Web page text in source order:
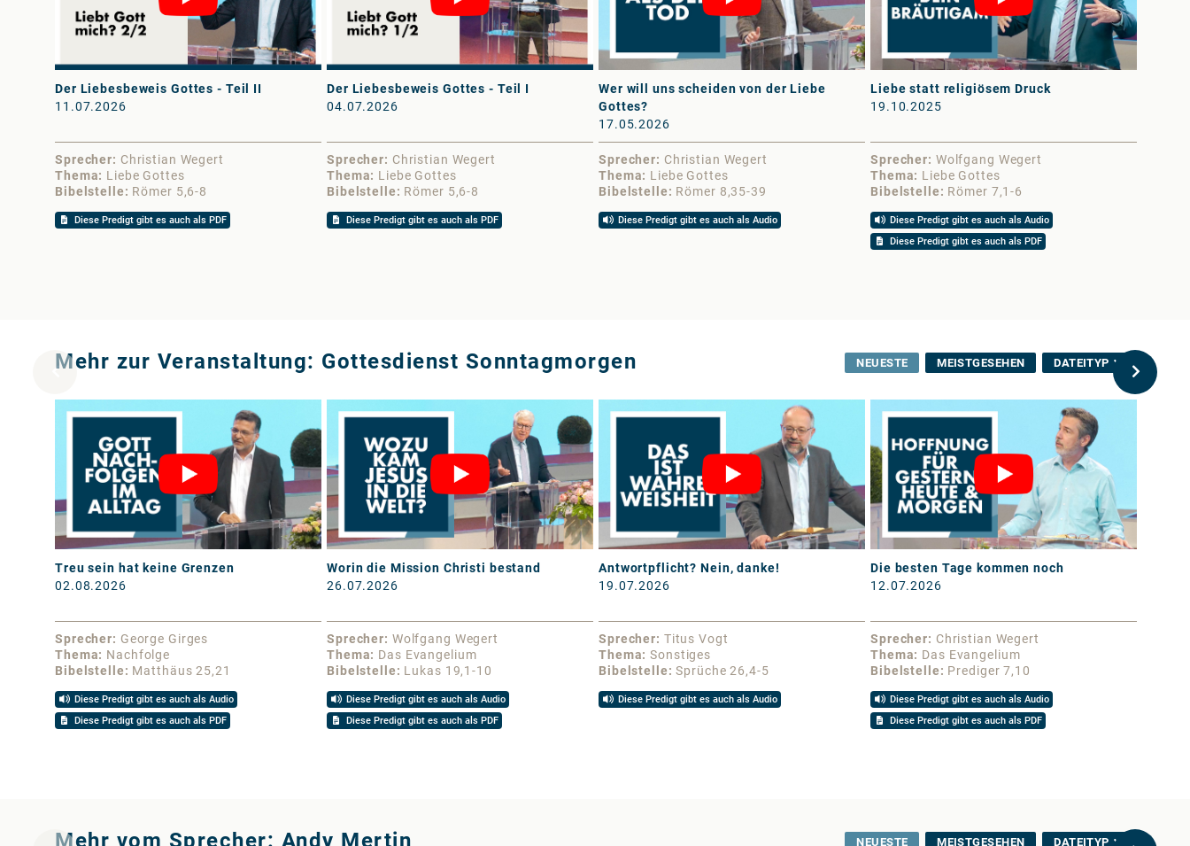
Der Liebesbeweis Gottes - Teil II
11.07.2026
Sprecher
Christian Wegert
Thema
Liebe Gottes
Bibelstelle
Römer 5,6-8
Diese Predigt gibt es auch als PDF
Der Liebesbeweis Gottes - Teil I
04.07.2026
Sprecher
Christian Wegert
Thema
Liebe Gottes
Bibelstelle
Römer 5,6-8
Diese Predigt gibt es auch als PDF
Wer will uns scheiden von der Liebe
Gottes?
17.05.2026
Sprecher
Christian Wegert
Thema
Liebe Gottes
Bibelstelle
Römer 8,35-39
Diese Predigt gibt es auch als Audio
Liebe statt religiösem Druck
19.10.2025
Sprecher
Wolfgang Wegert
Thema
Liebe Gottes
Bibelstelle
Römer 7,1-6
Diese Predigt gibt es auch als Audio
Diese Predigt gibt es auch als PDF
Mehr zur Veranstaltung: Gottesdienst Sonntagmorgen NEUESTE MEISTGESEHEN DATEITYP
Treu sein hat keine Grenzen
02.08.2026
Sprecher
George Girges
Thema
Nachfolge
Bibelstelle
Matthäus 25,21
Diese Predigt gibt es auch als Audio
Diese Predigt gibt es auch als PDF
Worin die Mission Christi bestand
26.07.2026
Sprecher
Wolfgang Wegert
Thema
Das Evangelium
Bibelstelle
Lukas 19,1-10
Diese Predigt gibt es auch als Audio
Diese Predigt gibt es auch als PDF
Antwortpflicht? Nein, danke!
19.07.2026
Sprecher
Titus Vogt
Thema
Sonstiges
Bibelstelle
Sprüche 26,4-5
Diese Predigt gibt es auch als Audio
Die besten Tage kommen noch
12.07.2026
Sprecher
Christian Wegert
Thema
Das Evangelium
Bibelstelle
Prediger 7,10
Diese Predigt gibt es auch als Audio
Diese Predigt gibt es auch als PDF
NEUESTE MEISTGESEHEN DATEITYP